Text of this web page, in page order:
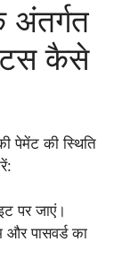
अंतर्गत
कैसे
पेमेंट की स्थिति
पर जाएं।
पासवर्ड का